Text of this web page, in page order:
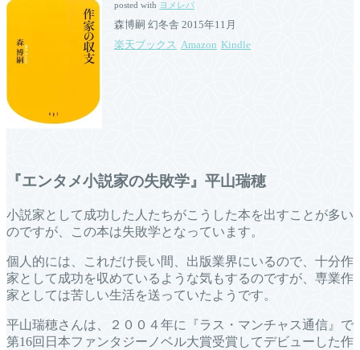
posted with ヨメレバ
森博嗣 幻冬舎 2015年11月
楽天ブックス Amazon Kindle
『エンタメ小説家の失敗学』平山瑞穂
小説家として成功した人たちがこうした本を出すことが多い
のですが、この本は失敗学となっています。
個人的には、これだけ長い間、出版業界にいるので、十分作
家として成功を収めているような気もするのですが、専業作
家としては苦しい生活を送っていたようです。
平山瑞穂さんは、２００４年に『ラス・マンチャス通信』で
第16回日本ファンタジーノベル大賞受賞してデビューした作